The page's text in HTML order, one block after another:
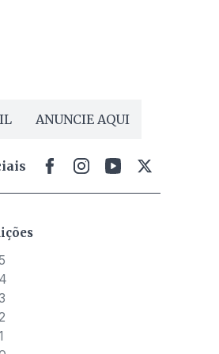
ANUNCIE AQUI